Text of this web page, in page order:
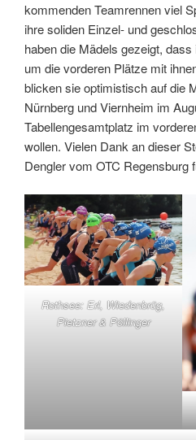
kommenden Teamrennen viel
ihre soliden Einzel- und
haben die Mädels gezeigt,
um die vorderen Plätze mit
blicken sie optimistisch auf die
Nürnberg und Viernheim im
Tabellengesamtplatz im
wollen. Vielen Dank an dieser
Dengler vom OTC Regensburg
Rothsee: Erl, Wiedenbrüg,
Pietzner & Pöllinger